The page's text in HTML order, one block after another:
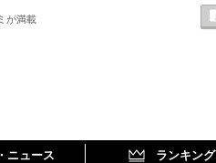
が満載
ニュース ランキング